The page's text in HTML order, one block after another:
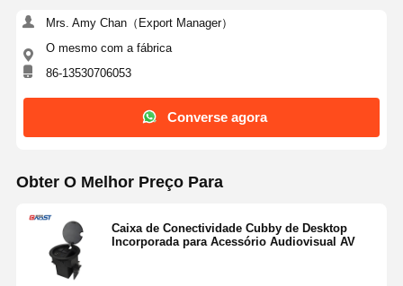
Mrs. Amy Chan（Export Manager）
O mesmo com a fábrica
86-13530706053
Converse agora
Obter O Melhor Preço Para
Caixa de Conectividade Cubby de Desktop
Incorporada para Acessório Audiovisual AV